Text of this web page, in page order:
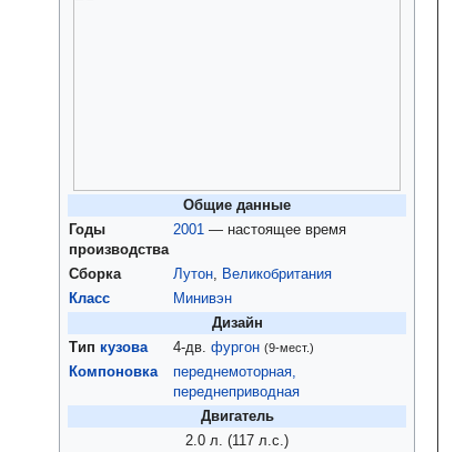
Общие данные
Годы
производства
2001 — настоящее время
Сборка Лутон, Великобритания
Класс
Минивэн
Дизайн
Тип кузова 4‑дв. фургон (9‑мест.)
Компоновка
переднемоторная,
переднеприводная
Двигатель
2.0 л. (117 л.с.)